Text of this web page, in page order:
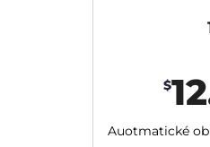
$
Auotmatické